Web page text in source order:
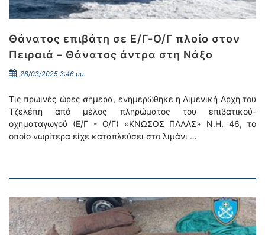
Θάνατος επιβάτη σε Ε/Γ-Ο/Γ πλοίο στον
Πειραιά – Θάνατος άντρα στη Νάξο
28/03/2025 3:46 μμ.
Τις πρωινές ώρες σήμερα, ενημερώθηκε η Λιμενική Αρχή του
Τζελέπη από μέλος πληρώματος του επιβατικού-
οχηματαγωγού (Ε/Γ - Ο/Γ) «ΚΝΩΣΟΣ ΠΑΛΑΣ» Ν.Η. 46, το
οποίο νωρίτερα είχε καταπλεύσει στο λιμάνι …